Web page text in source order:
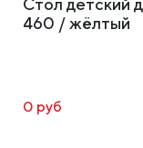
Стол детский
460 / жёлтый
0 руб